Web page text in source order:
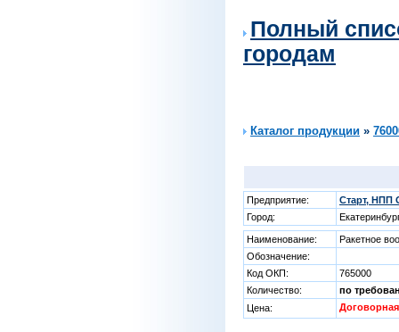
Полный
городам
Каталог продукции »
Предприятие:
Старт, НПП
Город:
Наименование:
Ракетное
Обозначение:
Код ОКП:
765000
Количество:
по
Цена:
Договорная